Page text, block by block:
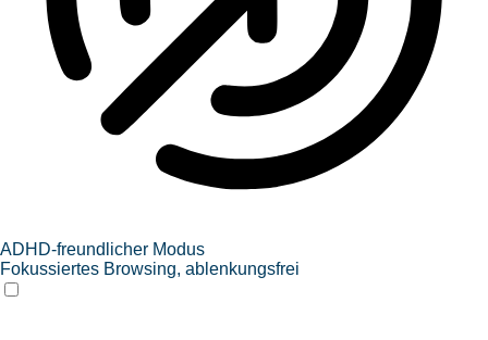
ADHD-freundlicher Modus
Fokussiertes Browsing, ablenkungsfrei